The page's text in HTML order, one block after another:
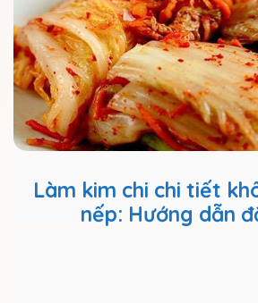
Làm kim chi chi tiết
nếp: Hướng dẫn